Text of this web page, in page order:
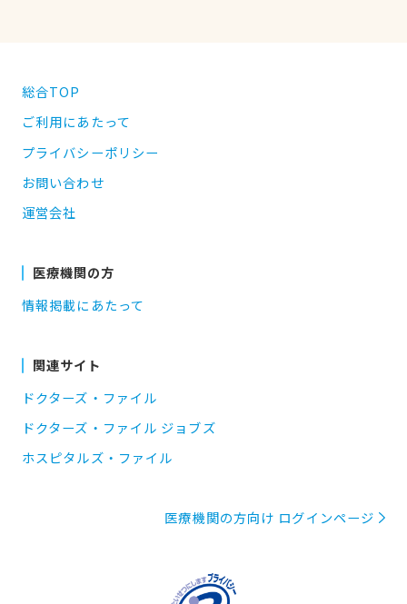
総合TOP
ご利用にあたって
プライバシーポリシー
お問い合わせ
運営会社
医療機関の方
情報掲載にあたって
関連サイト
ドクターズ・ファイル
ドクターズ・ファイル ジョブズ
ホスピタルズ・ファイル
医療機関の方向け ログインページ